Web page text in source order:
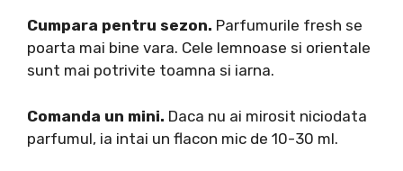
Cumpara pentru sezon. Parfumurile fresh se
poarta mai bine vara. Cele lemnoase si orientale
sunt mai potrivite toamna si iarna.
Comanda un mini. Daca nu ai mirosit niciodata
parfumul, ia intai un flacon mic de 10-30 ml.